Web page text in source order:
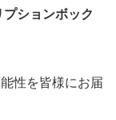
ションボック
性を皆様にお届